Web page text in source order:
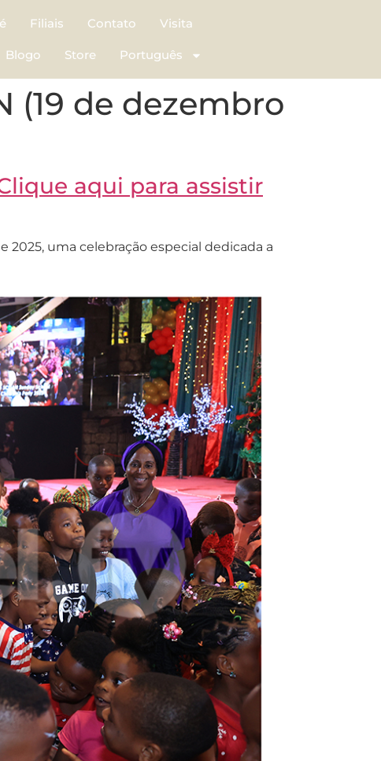
Filiais Contato Visita
Blogo Store Português
(19 de dezembro
aqui para assistir
2025, uma celebração especial dedicada a